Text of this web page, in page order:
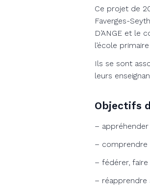
Ce projet de
Faverges-
D’ANGE et le
l’école
Ils se sont
leurs
Objectifs
– appréhender
– comprendre
– fédérer, faire
– réapprendre